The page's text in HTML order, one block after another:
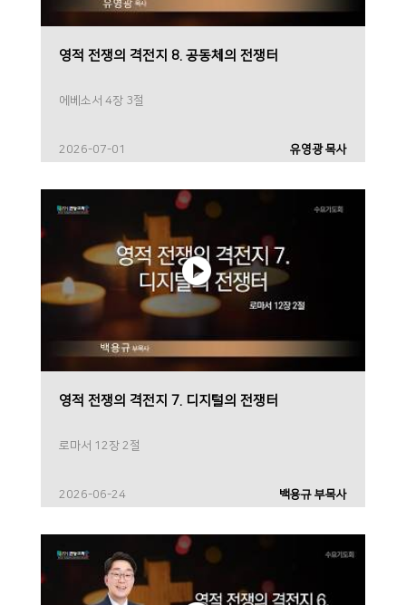
영적 전쟁의 격전지 8. 공동체의 전쟁터
에베소서 4장 3절
2026-07-01 유영광 목사
영적 전쟁의 격전지 7. 디지털의 전쟁터
로마서 12장 2절
2026-06-24 백용규 부목사